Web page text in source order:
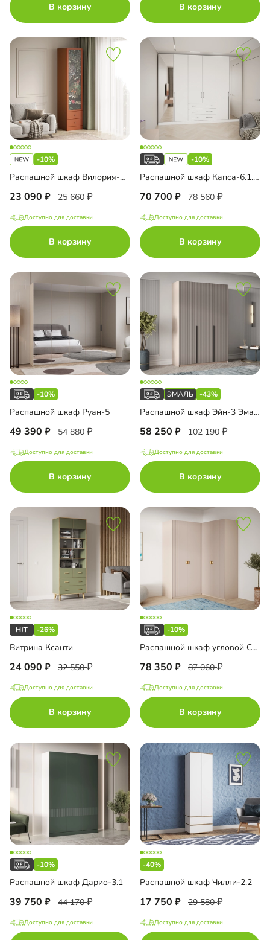
В корзину В корзину
-10%
Распашной шкаф Вилория-1.2
23 090 25 660
Доступно для доставки
В корзину
-10%
Распашной шкаф Капса-6.1.3 с зеркалом
70 700 78 560
Доступно для доставки
В корзину
-10%
Распашной шкаф Руан-5
49 390 54 880
Доступно для доставки
В корзину
-43%
Распашной шкаф Эйн-3 Эмаль Декор 2
58 250 102 190
Доступно для доставки
В корзину
-26%
Витрина Ксанти
24 090 32 550
Доступно для доставки
В корзину
-10%
Распашной шкаф угловой Санторини-550 Лайф
78 350 87 060
Доступно для доставки
В корзину
-10%
Распашной шкаф Дарио-3.1
39 750 44 170
Доступно для доставки
-40%
Распашной шкаф Чилли-2.2
17 750 29 580
Доступно для доставки